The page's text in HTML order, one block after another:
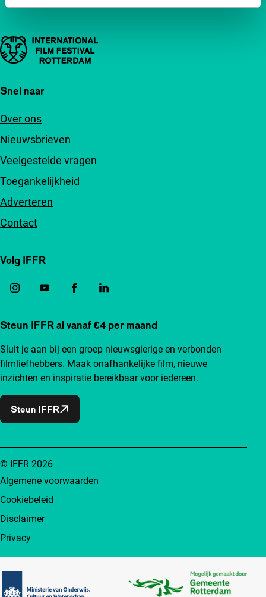
Belangrijke links
Snel naar
Over ons
Nieuwsbrieven
Veelgestelde vragen
Toegankelijkheid
Adverteren
Contact
Volg IFFR
Steun IFFR al vanaf €4 per maand
Sluit je aan bij een groep nieuwsgierige en verbonden
filmliefhebbers. Maak onafhankelijke film, nieuwe
inzichten en inspiratie bereikbaar voor iedereen.
Steun IFFR
Algemene voorwaarden
Cookiebeleid
Disclaimer
Privacy
© IFFR 2026